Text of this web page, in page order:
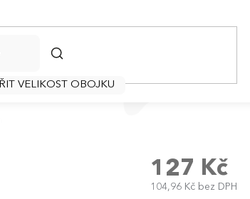
HLEDAT
VELIKOST OBOJKU
127 Kč
104,96 Kč bez DPH
Měrná